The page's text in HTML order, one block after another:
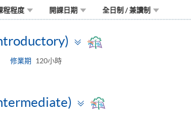
程程度 開課日期 全日制 / 兼讀制
Toggle
修業期 120小時
Toggle